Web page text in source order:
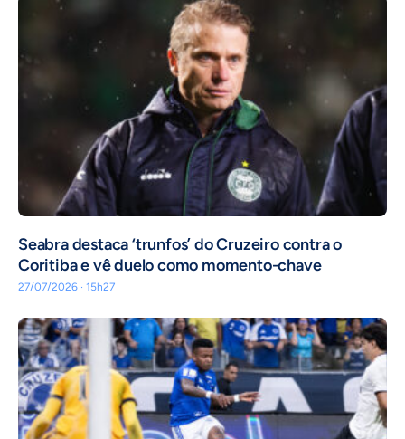
Seabra destaca ‘trunfos’ do Cruzeiro contra o
Coritiba e vê duelo como momento-chave
27/07/2026 · 15h27